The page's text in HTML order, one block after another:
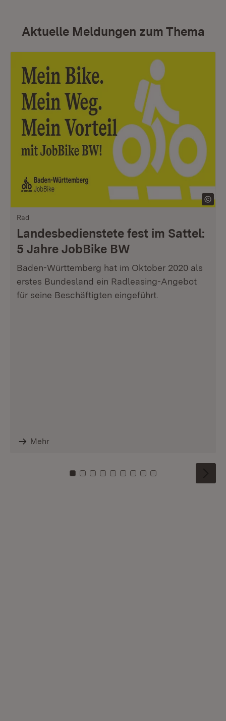
Aktuelle Meldungen zum Thema
Rad
Landesbedienstete fest im Sattel:
5 Jahre JobBike BW
Baden-Württemberg hat im Oktober 2020 als
erstes Bundesland ein Radleasing-Angebot
für seine Beschäftigten eingeführt.
Mehr
Zu Kachel: 0
Zu Kachel: 1
Zu Kachel: 2
Zu Kachel: 3
Zu Kachel: 4
Zu Kachel: 5
Zu Kachel: 6
Zu Kachel: 7
Zu Kachel: 8